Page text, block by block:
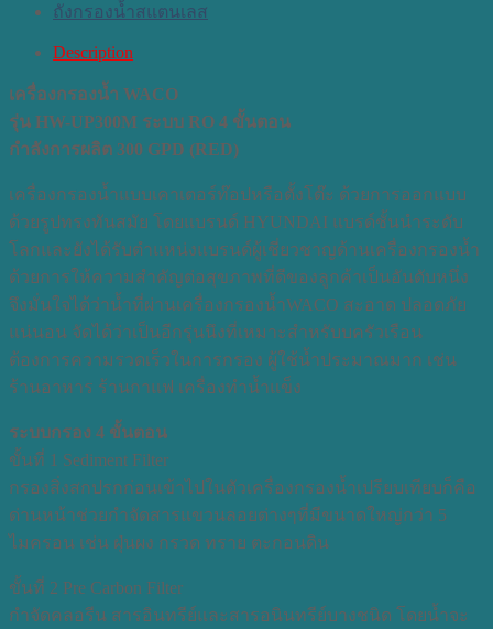
ถังกรองน้ำสแตนเลส
Description
เครื่องกรองน้ำ WACO
รุ่น HW-UP300M ระบบ RO 4 ขั้นตอน
กำลังการผลิต 300 GPD (RED)
เครื่องกรองน้ำแบบเคาเตอร์ท๊อปหรือตั้งโต๊ะ ด้วยการออกแบบ
ด้วยรูปทรงทันสมัย โดยแบรนด์ HYUNDAI แบรด์ชั้นนำระดับ
โลกและยังได้รับตำแหน่งแบรนด์ผู้เชี่ยวชาญด้านเครื่องกรองน้ำ
ด้วยการให้ความสำคัญต่อสุขภาพที่ดีของลูกค้าเป็นอันดับหนึ่ง
จึงมั่นใจได้ว่าน้ำที่ผ่านเครื่องกรองน้ำWACO สะอาด ปลอดภัย
แน่นอน จัดได้ว่าเป็นอีกรุ่นนึงที่เหมาะสำหรับบครัวเรือน
ต้องการความรวดเร็วในการกรอง ผู้ใช้น้ำประมาณมาก เช่น
ร้านอาหาร ร้านกาแฟ เครื่องทำน้ำแข็ง
ระบบกรอง 4 ขั้นตอน
ขั้นที่ 1 Sediment Filter
กรองสิ่งสกปรกก่อนเข้าไปในตัวเครื่องกรองน้ำเปรียบเทียบก็คือ
ด่านหน้าช่วยกำจัดสารแขวนลอยต่างๆที่มีขนาดใหญ่กว่า 5
ไมครอน เช่น ฝุ่นผง กรวด ทราย ตะกอนดิน
ขั้นที่ 2 Pre Carbon Filter
กำจัดคลอรีน สารอินทรีย์และสารอนินทรีย์บางชนิด โดยน้ำจะ